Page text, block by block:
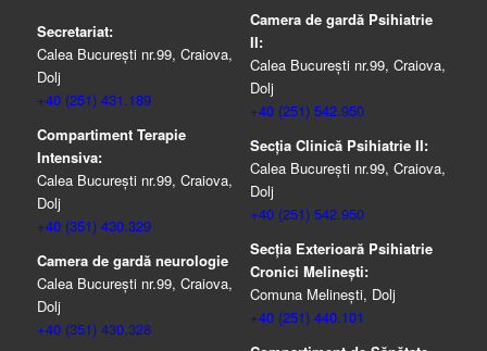
Secretariat:
Calea București nr.99, Craiova,
Dolj
+40 (251) 431.189
Compartiment Terapie
Intensiva:
Calea București nr.99, Craiova,
Dolj
+40 (351) 430.329
Camera de gardă neurologie
Calea București nr.99, Craiova,
Dolj
+40 (351) 430.328
Camera de gardă Psihiatrie
II:
Calea București nr.99, Craiova,
Dolj
+40 (251) 542.950
Secția Clinică Psihiatrie II:
Calea București nr.99, Craiova,
Dolj
+40 (251) 542.950
Secția Exterioară Psihiatrie
Cronici Melinești:
Comuna Melinești, Dolj
+40 (251) 440.101